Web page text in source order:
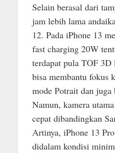
Selain berasal dari
jam lebih lama
12. Pada iPhone 13
fast charging 20W
terdapat pula TOF
bisa membantu fokus
mode Potrait dan
Namun, kamera
cepat dibandingkan
Artinya, iPhone 13
didalam kondisi